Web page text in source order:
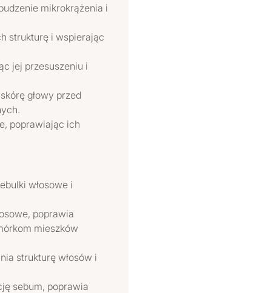
mikrokrążenia i
strukturę i wspierając
jej przesuszeniu i
głowy przed
poprawiając ich
włosowe i
poprawia
mieszków
strukturę włosów i
sebum, poprawia